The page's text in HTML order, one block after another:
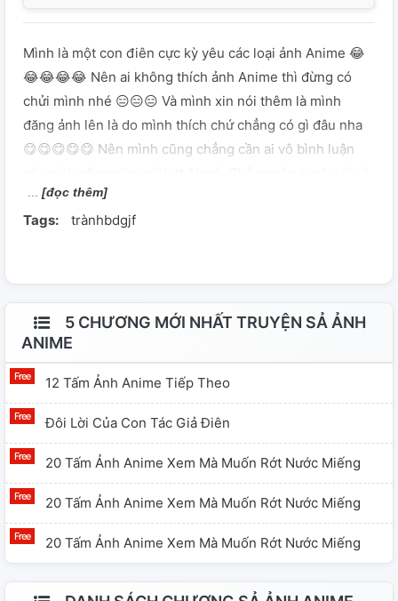
Mình là một con điên cực kỳ yêu các loại ảnh Anime 😂
😂😂😂😂 Nên ai không thích ảnh Anime thì đừng có
chửi mình nhé 😑😑😑 Và mình xin nói thêm là mình
đăng ảnh lên là do mình thích chứ chẳng có gì đâu nha
😋😋😋😋😋 Nên mình cũng chẳng cần ai vô bình luận
hhhhiiiiiiiiiii 😁😁😁😁😁😁😁 •Trang xinh•🥰🥰🥰🥰🥰🥰
[đọc thêm]
Tags: trànhbdgjf
5 CHƯƠNG MỚI NHẤT TRUYỆN SẢ ẢNH
ANIME
12 Tấm Ảnh Anime Tiếp Theo
Đôi Lời Của Con Tác Giả Điên
20 Tấm Ảnh Anime Xem Mà Muốn Rớt Nước Miếng
20 Tấm Ảnh Anime Xem Mà Muốn Rớt Nước Miếng
20 Tấm Ảnh Anime Xem Mà Muốn Rớt Nước Miếng